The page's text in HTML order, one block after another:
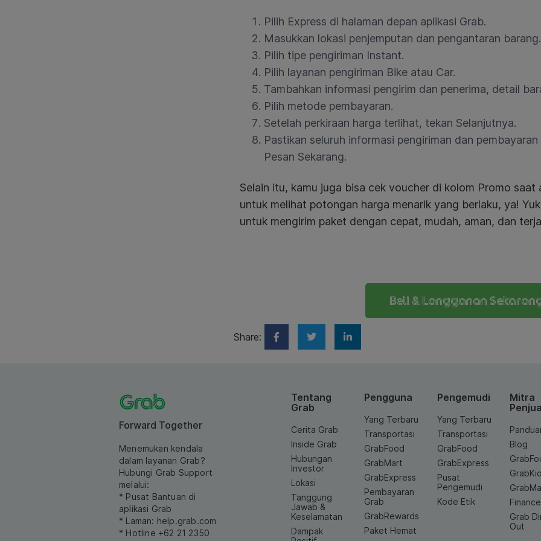
Pilih Express di halaman depan aplikasi Grab.
Masukkan lokasi penjemputan dan pengantaran barang.
Pilih tipe pengiriman Instant.
Pilih layanan pengiriman Bike atau Car.
Tambahkan informasi pengirim dan penerima, detail
Pilih metode pembayaran.
Setelah perkiraan harga terlihat, tekan Selanjutnya.
Pastikan seluruh informasi pengiriman dan
Pesan Sekarang.
Selain itu, kamu juga bisa cek voucher di kolom Promo saat
untuk melihat potongan harga menarik yang berlaku, ya!
untuk mengirim paket dengan cepat, mudah, aman, dan
Beli & Langganan
Share:
Forward Together
Menemukan kendala
dalam layanan Grab?
Hubungi Grab Support
melalui:
* Pusat Bantuan di
aplikasi Grab
* Laman: help.grab.com
* Hotline +62 21 2350
Tentang
Grab
Cerita Grab
Inside Grab
Hubungan
Investor
Lokasi
Tanggung
Jawab &
Keselamatan
Dampak
Pengguna
Yang Terbaru
Transportasi
GrabFood
GrabMart
GrabExpress
Pembayaran
Grab
GrabRewards
Paket Hemat
Pengemudi
Yang Terbaru
Transportasi
GrabFood
GrabExpress
Pusat
Pengemudi
Kode Etik
Mitra
Blog
Finance
Grab
Out